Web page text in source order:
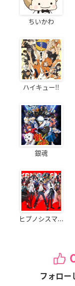
ちいかわ
ハイキュー!!
銀魂
ヒプノシスマ...
フォロー